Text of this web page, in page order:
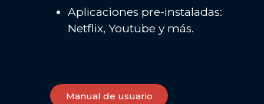
Aplicaciones pre-instaladas:
Netflix, Youtube y más.
Manual de usuario